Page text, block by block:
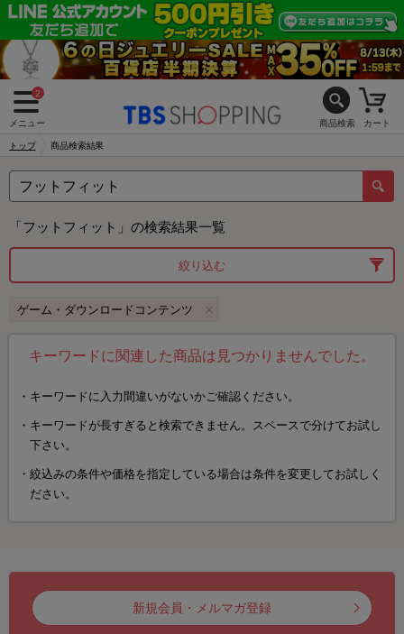
2
メニュー 商品検索 カート
トップ 商品検索結果
「フットフィット」の検索結果一覧
絞り込む
ゲーム・ダウンロードコンテンツ
キーワードに関連した商品は見つかりませんでした。
キーワードに入力間違いがないかご確認ください。
キーワードが長すぎると検索できません。スペースで分けてお試し
下さい。
絞込みの条件や価格を指定している場合は条件を変更してお試しく
ださい。
新規会員・メルマガ登録